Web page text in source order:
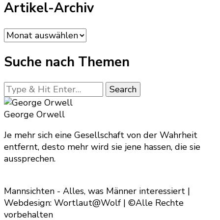
Artikel-Archiv
Artikel-
Archiv
Suche nach Themen
Looking
for
Something?
George Orwell
Je mehr sich eine Gesellschaft von der Wahrheit
entfernt, desto mehr wird sie jene hassen, die sie
aussprechen.
Mannsichten - Alles, was Männer interessiert |
Webdesign: Wortlaut@Wolf | ©Alle Rechte
vorbehalten